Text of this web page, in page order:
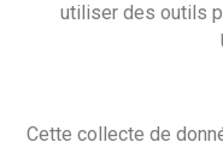
utiliser des outils
Cette collecte de